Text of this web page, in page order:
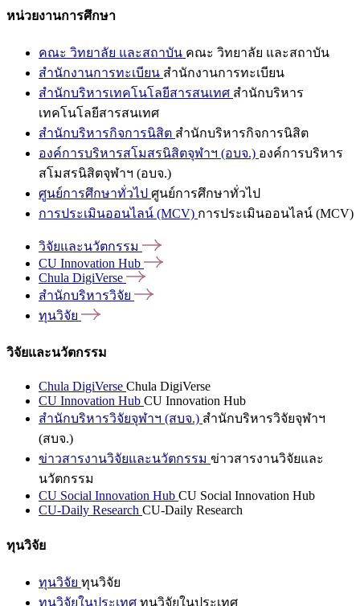
หน่วยงานการศึกษา
คณะ วิทยาลัย และสถาบัน คณะ วิทยาลัย และสถาบัน
สำนักงานการทะเบียน สำนักงานการทะเบียน
สำนักบริหารเทคโนโลยีสารสนเทศ สำนักบริหาร
เทคโนโลยีสารสนเทศ
สำนักบริหารกิจการนิสิต สำนักบริหารกิจการนิสิต
องค์การบริหารสโมสรนิสิตจุฬาฯ (อบจ.) องค์การบริหาร
สโมสรนิสิตจุฬาฯ (อบจ.)
ศูนย์การศึกษาทั่วไป ศูนย์การศึกษาทั่วไป
การประเมินออนไลน์ (MCV) การประเมินออนไลน์ (MCV)
วิจัยและนวัตกรรม
CU Innovation Hub
Chula DigiVerse
สำนักบริหารวิจัย
ทุนวิจัย
วิจัยและนวัตกรรม
Chula DigiVerse Chula DigiVerse
CU Innovation Hub CU Innovation Hub
สำนักบริหารวิจัยจุฬาฯ (สบจ.) สำนักบริหารวิจัยจุฬาฯ
(สบจ.)
ข่าวสารงานวิจัยและนวัตกรรม ข่าวสารงานวิจัยและ
นวัตกรรม
CU Social Innovation Hub CU Social Innovation Hub
CU-Daily Research CU-Daily Research
ทุนวิจัย
ทุนวิจัย ทุนวิจัย
ทุนวิจัยในประเทศ ทุนวิจัยในประเทศ